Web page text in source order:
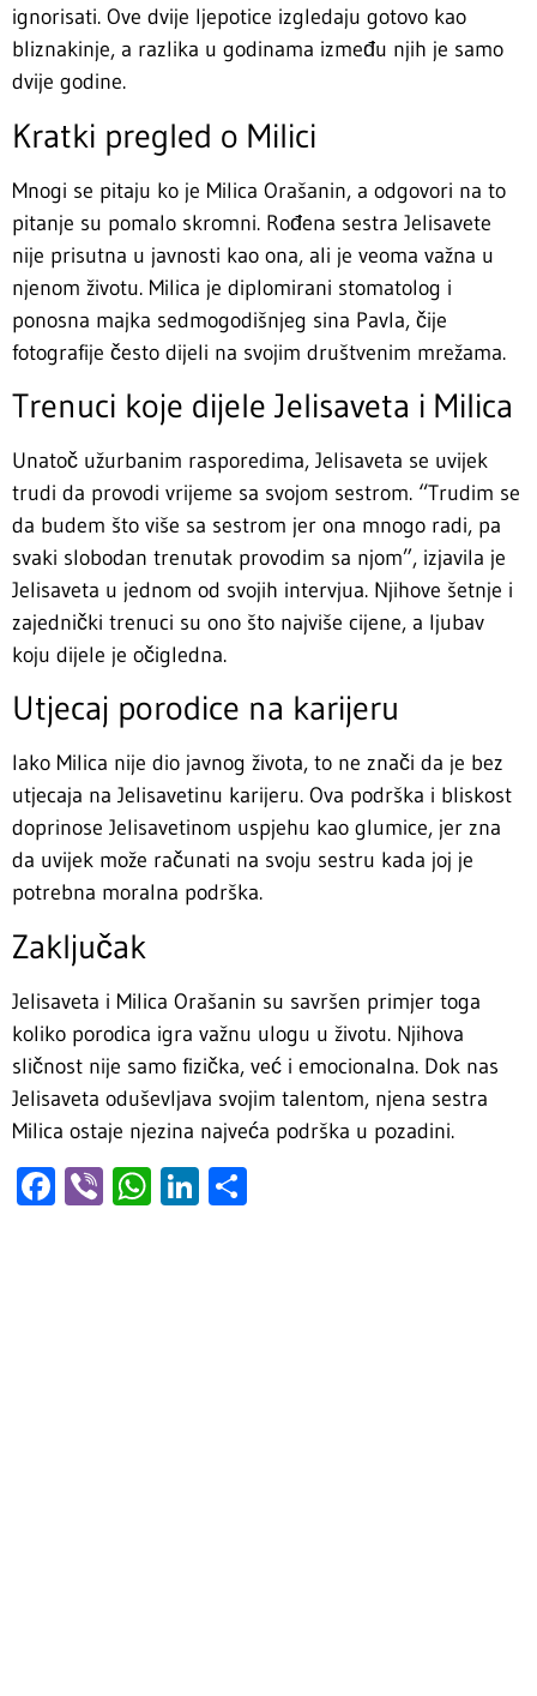
ignorisati. Ove dvije ljepotice izgledaju gotovo kao
bliznakinje, a razlika u godinama između njih je samo
dvije godine.
Kratki pregled o Milici
Mnogi se pitaju ko je Milica Orašanin, a odgovori na to
pitanje su pomalo skromni. Rođena sestra Jelisavete
nije prisutna u javnosti kao ona, ali je veoma važna u
njenom životu. Milica je diplomirani stomatolog i
ponosna majka sedmogodišnjeg sina Pavla, čije
fotografije često dijeli na svojim društvenim mrežama.
Trenuci koje dijele Jelisaveta i Milica
Unatoč užurbanim rasporedima, Jelisaveta se uvijek
trudi da provodi vrijeme sa svojom sestrom. “Trudim se
da budem što više sa sestrom jer ona mnogo radi, pa
svaki slobodan trenutak provodim sa njom”, izjavila je
Jelisaveta u jednom od svojih intervjua. Njihove šetnje i
zajednički trenuci su ono što najviše cijene, a ljubav
koju dijele je očigledna.
Utjecaj porodice na karijeru
Iako Milica nije dio javnog života, to ne znači da je bez
utjecaja na Jelisavetinu karijeru. Ova podrška i bliskost
doprinose Jelisavetinom uspjehu kao glumice, jer zna
da uvijek može računati na svoju sestru kada joj je
potrebna moralna podrška.
Zaključak
Jelisaveta i Milica Orašanin su savršen primjer toga
koliko porodica igra važnu ulogu u životu. Njihova
sličnost nije samo fizička, već i emocionalna. Dok nas
Jelisaveta oduševljava svojim talentom, njena sestra
Milica ostaje njezina najveća podrška u pozadini.
Facebook
ViberWhatsApp
LinkedIn